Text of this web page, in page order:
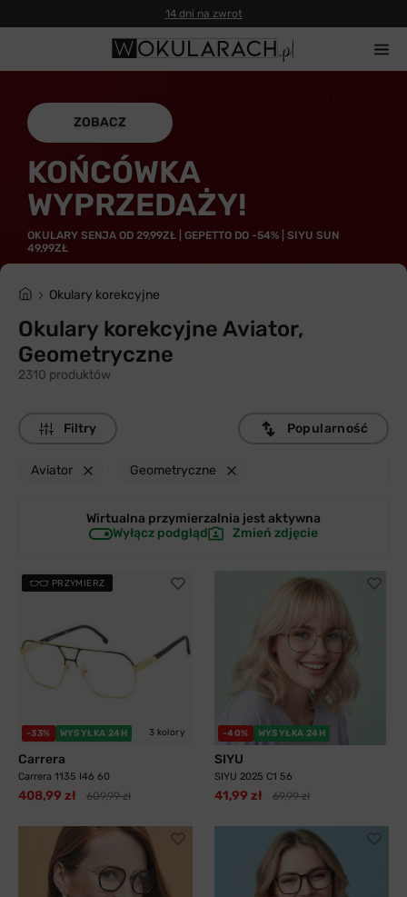
14 dni na zwrot
ZOBACZ
KOŃCÓWKA
WYPRZEDAŻY!
OKULARY SENJA OD 29,99ZŁ | GEPETTO DO -54% | SIYU SUN
49,99ZŁ
Okulary korekcyjne
Okulary korekcyjne Aviator,
Geometryczne
2310 produktów
Filtry
Aviator Geometryczne
Popularność
Wirtualna przymierzalnia jestaktywna
Wyłącz podgląd
Zmień zdjęcie
PRZYMIERZ
-33% WYSYŁKA 24H 3 kolory
Carrera
Carrera 1135 I46 60
408,99 zł 609,99 zł
-40% WYSYŁKA 24H
SIYU
SIYU 2025 C1 56
41,99 zł 69,99 zł